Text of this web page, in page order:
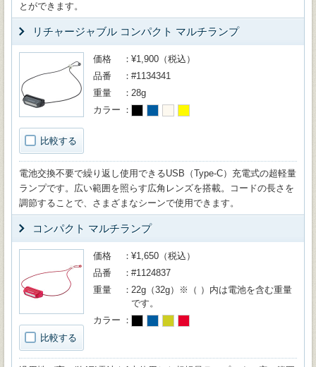
とができます。
リチャージャブル コンパクト マルチランプ
比較する
価格
¥1,900（税込）
品番
#1134341
重量
28g
カラー
電池交換不要で繰り返し使用できるUSB（Type-C）充電式の超軽量
ランプです。広い範囲を照らす広角レンズを搭載。コードの長さを
調節することで、さまざまなシーンで使用できます。
コンパクト マルチランプ
比較する
価格
¥1,650（税込）
品番
#1124837
重量
22g（32g）※（ ）内は電池を含む重量
です。
カラー